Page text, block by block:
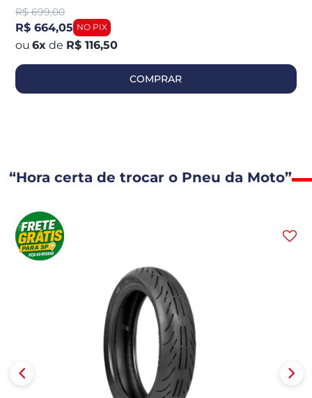
R$ 699,00
R$ 664,05
6x de R$ 116,50
COMPRAR
“Hora certa de trocar o Pneu da Moto”